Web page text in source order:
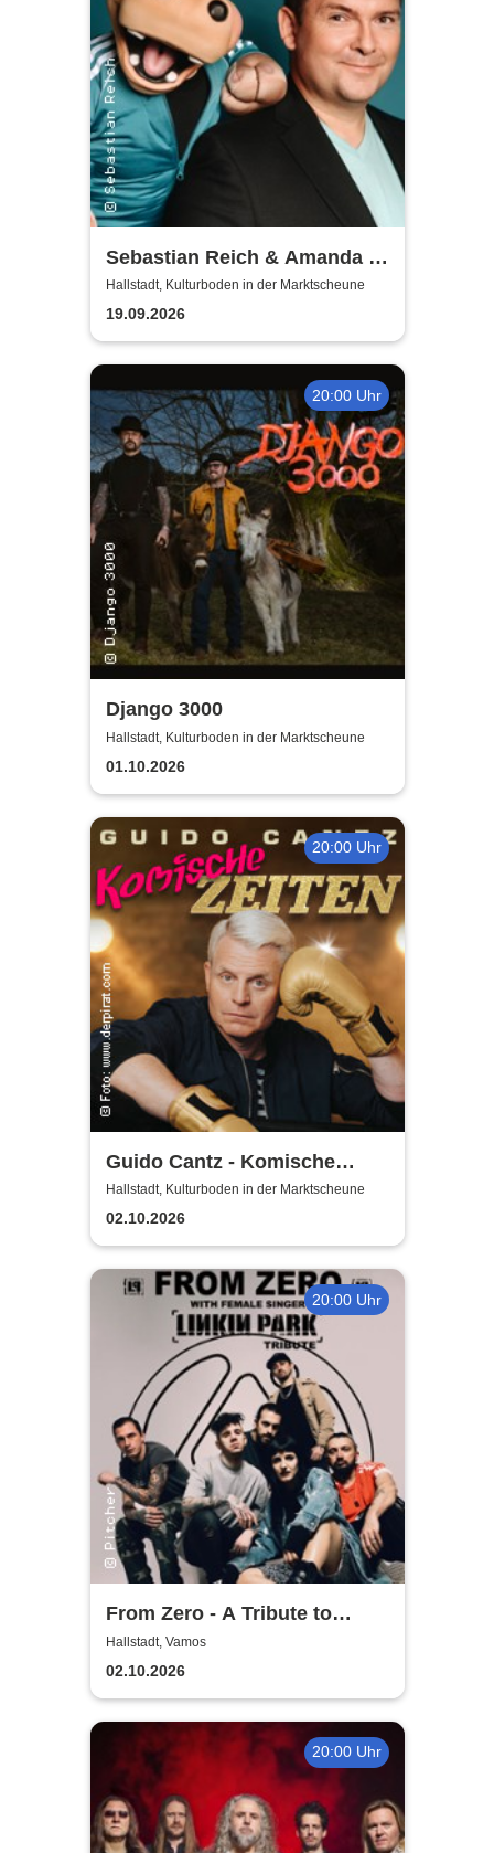
Sebastian Reich & Amanda -
Purer Zufall
Hallstadt, Kulturboden in der Marktscheune
19.09.2026
20:00 Uhr
Django 3000
Hallstadt, Kulturboden in der Marktscheune
01.10.2026
20:00 Uhr
Guido Cantz - Komische
Zeiten | Das neue Programm
Hallstadt, Kulturboden in der Marktscheune
02.10.2026
20:00 Uhr
From Zero - A Tribute to
Linkin Park
Hallstadt, Vamos
02.10.2026
20:00 Uhr